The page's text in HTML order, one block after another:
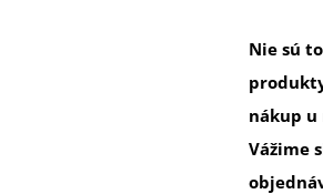
Nie sú
nákup u
Vážime